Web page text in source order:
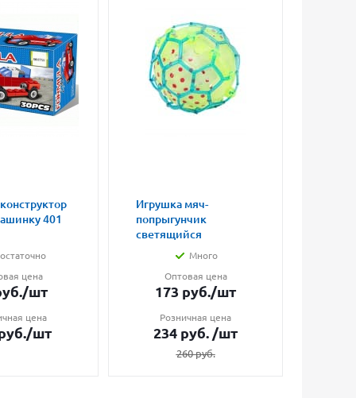
401
цена
/шт
цена
/шт
Игрушка мяч-
попрыгунчик
светящийся
Много
Оптовая цена
173 руб./шт
Розничная цена
234 руб. /шт
260руб.